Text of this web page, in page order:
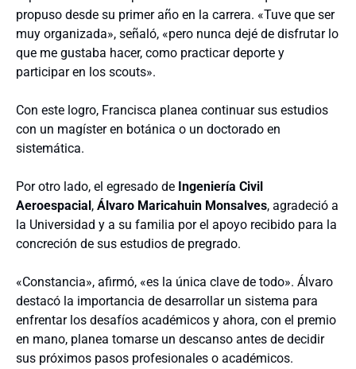
propuso desde su primer año en la carrera. «Tuve que ser
muy organizada», señaló, «pero nunca dejé de disfrutar lo
que me gustaba hacer, como practicar deporte y
participar en los scouts».
Con este logro, Francisca planea continuar sus estudios
con un magíster en botánica o un doctorado en
sistemática.
Por otro lado, el egresado de Ingeniería Civil
Aeroespacial , Álvaro Maricahuin Monsalves, agradeció a
la Universidad y a su familia por el apoyo recibido para la
concreción de sus estudios de pregrado.
«Constancia», afirmó, «es la única clave de todo». Álvaro
destacó la importancia de desarrollar un sistema para
enfrentar los desafíos académicos y ahora, con el premio
en mano, planea tomarse un descanso antes de decidir
sus próximos pasos profesionales o académicos.